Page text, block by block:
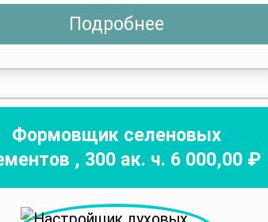
Подробнее
Формовщик селеновых
, 300ак. ч. 6 000,00 ₽